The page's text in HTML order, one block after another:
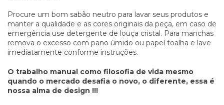
Procure um bom sabão neutro para lavar seus produtos e
manter a qualidade e as cores originais da peça, em caso de
emergência use detergente de louça cristal. Para manchas
remova o excesso com pano úmido ou papel toalha e lave
imediatamente conforme instruções.
O trabalho manual como filosofia de vida mesmo
quando o mercado desafia o novo, o diferente, essa é
nossa alma de design !!!